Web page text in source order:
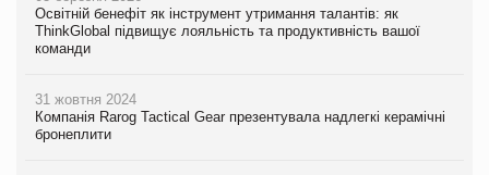
Освітній бенефіт як інструмент утримання талантів: як
ThinkGlobal підвищує лояльність та продуктивність вашої
команди
31 жовтня 2024
Компанія Rarog Tactical Gear презентувала надлегкі керамічні
бронеплити